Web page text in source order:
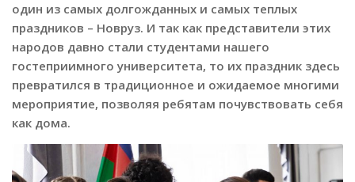
один из самых долгожданных и самых теплых
праздников – Новруз. И так как представители этих
народов давно стали студентами нашего
гостеприимного университета, то их праздник здесь
превратился в традиционное и ожидаемое многими
мероприятие, позволяя ребятам почувствовать себя
как дома.